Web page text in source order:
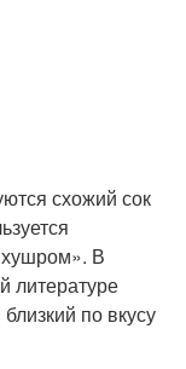
схожий сок
В
литературе
по вкусу